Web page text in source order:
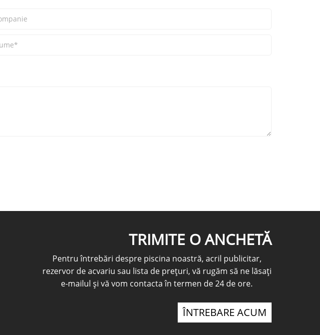
TRIMITE O ANCHETĂ
Pentru întrebări despre piscina noastră, acril publicitar,
rezervor de acvariu sau lista de prețuri, vă rugăm să ne lăsați
e-mailul și vă vom contacta în termen de 24 de ore.
ÎNTREBARE ACUM